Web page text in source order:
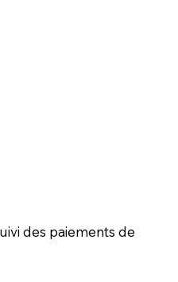
des paiements de